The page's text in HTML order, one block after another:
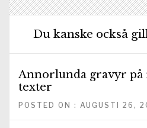
Du kanske också
Annorlunda gravyr på
texter
POSTED ON : AUGUSTI 26,